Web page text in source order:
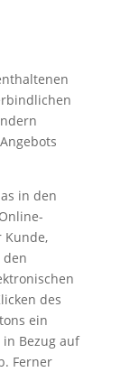
in den
Kunde,
den
des
ein
Bezug auf
Ferner